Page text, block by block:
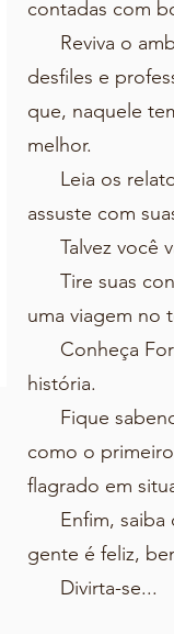
contadas com
Reviva o
desfiles e
que, naquele
melhor.
Leia os
assuste com
Talvez você
Tire suas
uma viagem no
Conheça
história.
Fique
como o
flagrado em
Enfim, saiba
gente é feliz,
Divirta-se...